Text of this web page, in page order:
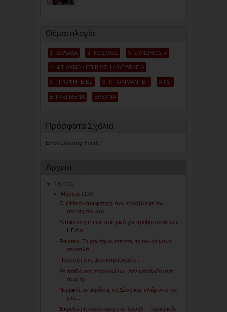
Θέματολογία
1- ΕΛΛΑΔΑ 2- ΚΟΣΜΟΣ 3- ΣΥΝΩΜΟΣΙΑ
4- ΦΤΙΑΧΝΩ / ΕΠΙΒΙΩΣΗ / ΑΥΤΑΡΚΕΙΑ
5- ΠΡΟΦΗΤΕΙΕΣ 6- ΝΤΟΚΙΜΑΝΤΕΡ Α.Ι.Σ.
ΕΠΙΛΕΓΜΕΝΑ ΕΡΕΥΝΑ
Πρόσφατα Σχόλια
Error Loading Feed!
Αρχείο
▼ 14 (336)
▼
Μάρτιος (135)
Ο «Ψευτο-προφήτης» που προέβλεψε την
πτώση του αερ...
Υποκλοπή e-mail που μιλά για προβοκάτσια των
ΗΠΑ σ...
Reuters: Τα ραντάρ εντόπισαν το αγνοούμενο
αεροπλά...
Προσοχή στις ψευτοπροφητείες...
Ρε παιδιά σας παρακαλλώ , Δεν καταλαβαίνετε
πως τρ...
Νευρικές αντιδράσεις σε Δύση και Ισλάμ από την
ενό...
Έκρυθμη η κατάσταση στο Ισραήλ – Ισραηλινός